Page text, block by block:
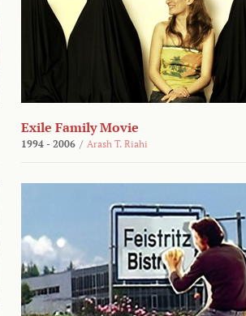
Exile Family Movie
1994 - 2006 / Arash T. Riahi